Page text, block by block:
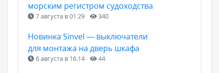
морским регистром судоходства
7 августа в 01:29 340
Новинка Sinvel — выключатели
для монтажа на дверь шкафа
6 августа в 16:14 44